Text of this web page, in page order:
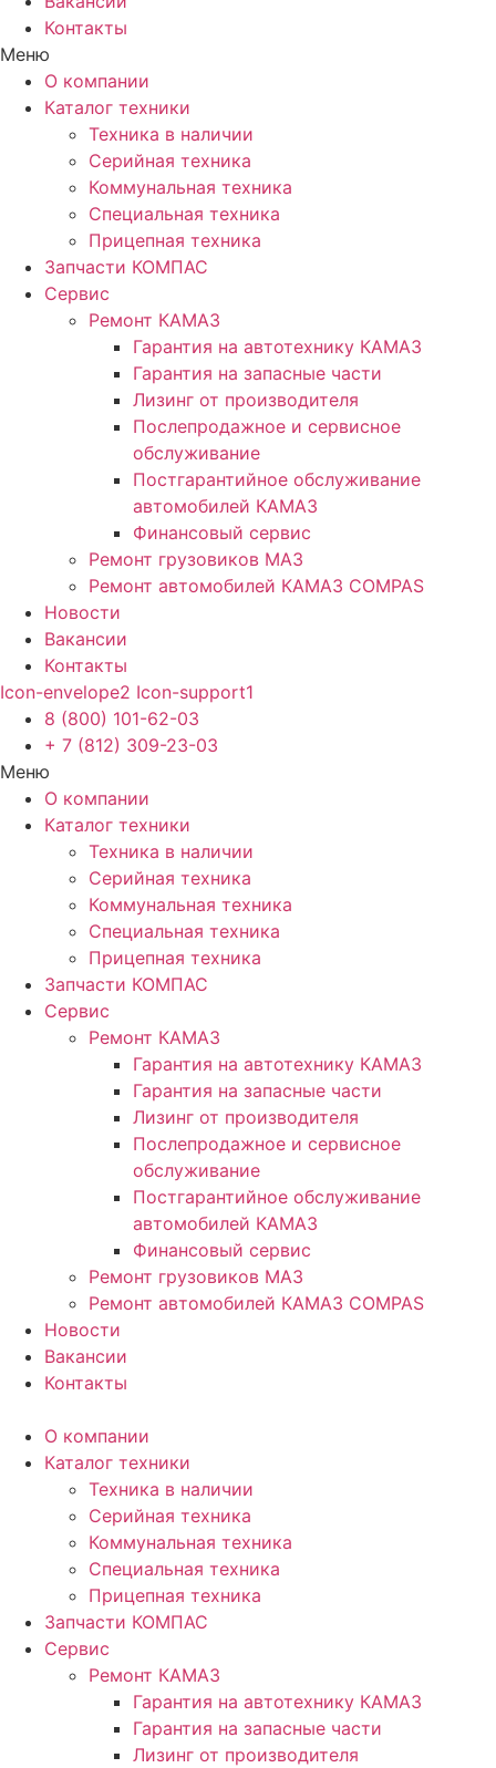
Контакты
Меню
О компании
Каталог техники
Техника в наличии
Серийная техника
Коммунальная техника
Специальная техника
Прицепная техника
Запчасти КОМПАС
Сервис
Ремонт КАМАЗ
Гарантия на автотехнику КАМАЗ
Гарантия на запасные части
Лизинг от производителя
Послепродажное и сервисное
обслуживание
Постгарантийное обслуживание
автомобилей КАМАЗ
Финансовый сервис
Ремонт грузовиков МАЗ
Ремонт автомобилей КАМАЗ COMPAS
Новости
Вакансии
Контакты
Icon-envelope2 Icon-support1
8 (800) 101-62-03
+ 7 (812) 309-23-03
Меню
О компании
Каталог техники
Техника в наличии
Серийная техника
Коммунальная техника
Специальная техника
Прицепная техника
Запчасти КОМПАС
Сервис
Ремонт КАМАЗ
Гарантия на автотехнику КАМАЗ
Гарантия на запасные части
Лизинг от производителя
Послепродажное и сервисное
обслуживание
Постгарантийное обслуживание
автомобилей КАМАЗ
Финансовый сервис
Ремонт грузовиков МАЗ
Ремонт автомобилей КАМАЗ COMPAS
Новости
Вакансии
Контакты
О компании
Каталог техники
Техника в наличии
Серийная техника
Коммунальная техника
Специальная техника
Прицепная техника
Запчасти КОМПАС
Сервис
Ремонт КАМАЗ
Гарантия на автотехнику КАМАЗ
Гарантия на запасные части
Лизинг от производителя